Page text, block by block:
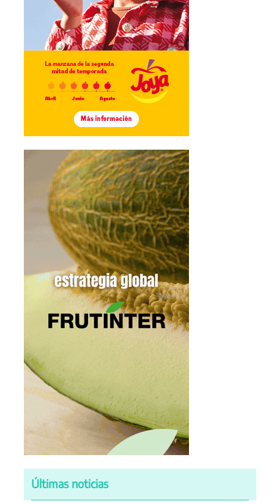
Últimas noticias